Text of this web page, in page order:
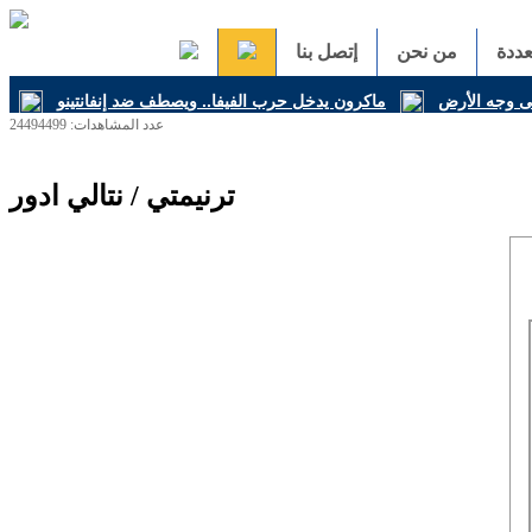
من نحن إتصل بنا
وجه الأرض ماكرون يدخل حرب الفيفا.. ويصطف ضد إنفانتينو
عدد المشاهدات: 24494499
ترنيمتي / نتالي ادور